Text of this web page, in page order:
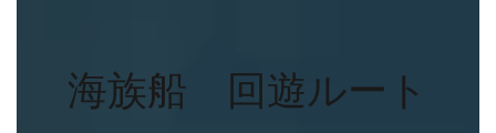
海族船 回遊ルート